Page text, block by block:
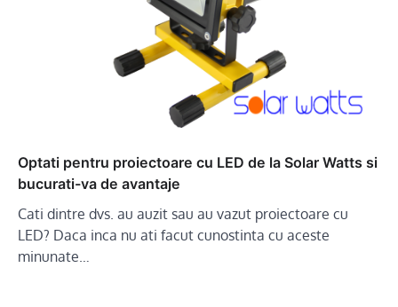
Optati pentru proiectoare cu LED de la Solar Watts si
bucurati-va de avantaje
Cati dintre dvs. au auzit sau au vazut proiectoare cu
LED? Daca inca nu ati facut cunostinta cu aceste
minunate…